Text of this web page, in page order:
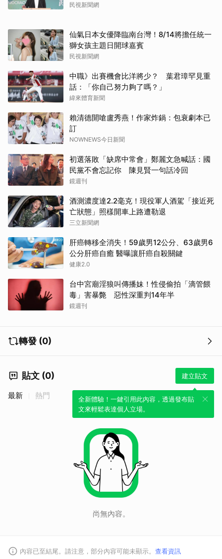
民視新聞網
仙氣日本女優降臨南台灣！8/14將擔任統一
獅女孩主題日開球嘉賓
民視新聞網
中職》出賽機會比洋將少？ 葉君璋罕見重
話：「你自己努力夠了嗎？」
緯來體育新聞
賴清德開嗆盧秀燕！作家炸鍋：包衰劇本已
訂
NOWNEWS今日新聞
初選落敗「缺席中常會」鄭麗文急喊話：國
民黨不會忘記你 陳見賢一句話冷回
鏡週刊
酒測濃度達2.2毫克！現役軍人酒駕「接近死
亡狀態」照樣開車上路遭勒退
三立新聞網
肝癌轉移全消失！59歲男12公分、63歲男6
公分肝癌自癒 醫曝讓肝癌自殺關鍵
健康2.0
台中宮廟淫狼叫傳播妹！性侵偷拍「滴管餵
毒」害暴斃 惡性深重判14年半
鏡週刊
轉發 (0)
貼文 (0) 建立貼文
全新體驗！一鍵引用此內容，透過發布貼
文來輕鬆表達個人立場。
最新 熱門
尚無內容。
內容已至結尾。請注意，部分內容可能未顯示。 查看資訊